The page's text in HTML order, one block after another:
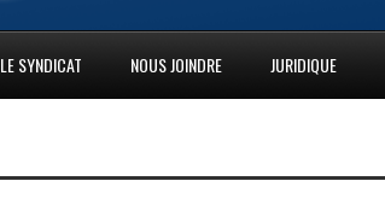
LE SYNDICAT NOUS JOINDRE JURIDIQUE